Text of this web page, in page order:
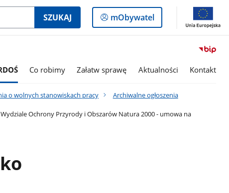
SZUKAJ
Logowanie
do
mObywatel
Co robimy Załatw sprawę Aktualności Kontakt
o wolnych stanowiskach pracy
Archiwalne ogłoszenia
Ochrony Przyrody i Obszarów Natura 2000 - umowa na